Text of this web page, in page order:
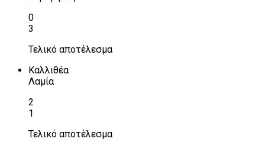
0
3
Τελικό αποτέλεσμα
Καλλιθέα
Λαμία
2
1
Τελικό αποτέλεσμα